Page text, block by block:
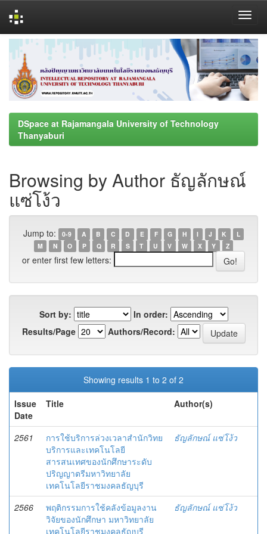
navigation
DSpace at Rajamangala University of Technology
Thanyaburi
Browsing by Author ธัญลักษณ์
แซ่โง้ว
Jump to: 0-9 A B C D E F G H I J K
L
M
N O P Q R S T U V W X Y Z
or enter first few letters:
Sort by:
In order:
Results/Page
Authors/Record:
Showing results 1 to 2 of 2
Issue
Date
Title Author(s)
2561
การใช้บริการล่วงเวลาสำนักวิทย
บริการและเทคโนโลยี
สารสนเทศของนักศึกษาระดับ
ปริญญาตรีมหาวิทยาลัย
เทคโนโลยีราชมงคลธัญบุรี
ธัญลักษณ์ แซ่โง้ว
2566
พฤติกรรมการใช้คลังข้อมูลงาน
วิจัยของนักศึกษา มหาวิทยาลัย
เทคโนโลยีราชมงคลธัญบุรี
ธัญลักษณ์ แซ่โง้ว